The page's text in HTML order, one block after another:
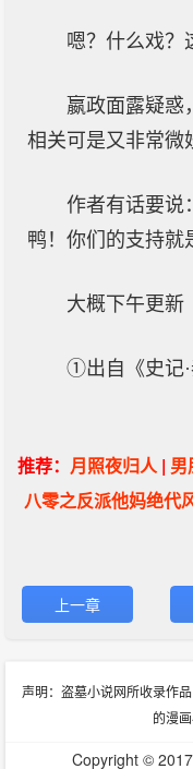
嗯？什么戏？
嬴政面露疑惑
相关可是又非常微
作者有话要说
鸭！你们的支持就
大概下午更新
①出自《史记·
推荐： 月照夜归人| 男
八零之反派他妈绝代
上一章
声明：盗墓小说网所收录作
的漫
Copyright © 2017